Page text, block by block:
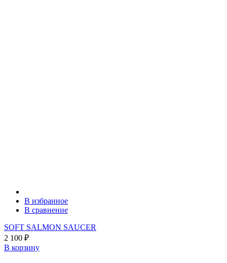
В избранное
В сравнение
SOFT SALMON SAUCER
2 100 ₽
В корзину